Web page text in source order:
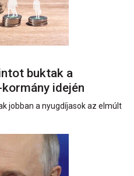
buktak a
idején
jobban a nyugdíjasok az elmúlt